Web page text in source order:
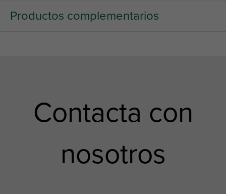
Productos complementarios
Contacta con
nosotros